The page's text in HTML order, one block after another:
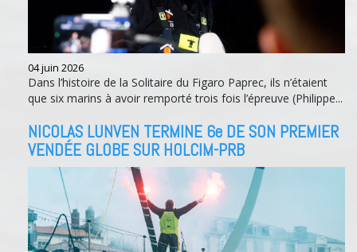
04 juin 2026
Dans l’histoire de la Solitaire du Figaro Paprec, ils n’étaient
que six marins à avoir remporté trois fois l’épreuve (Philippe...
NICOLAS LUNVEN TERMINE 6e DE SON PREMIER
VENDÉE GLOBE SUR HOLCIM-PRB